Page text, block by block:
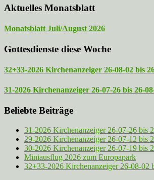
Aktuelles Monatsblatt
Monatsblatt Juli/August 2026
Gottesdienste diese Woche
32+33-2026 Kirchenanzeiger 26-08-02 bis
31-2026 Kirchenanzeiger 26-07-26 bis 26-
Beliebte Beiträge
31-2026 Kirchenanzeiger 26-07-26 bis
29-2026 Kirchenanzeiger 26-07-12 bis
30-2026 Kirchenanzeiger 26-07-19 bis
Miniausflug 2026 zum Europapark
32+33-2026 Kirchenanzeiger 26-08-02